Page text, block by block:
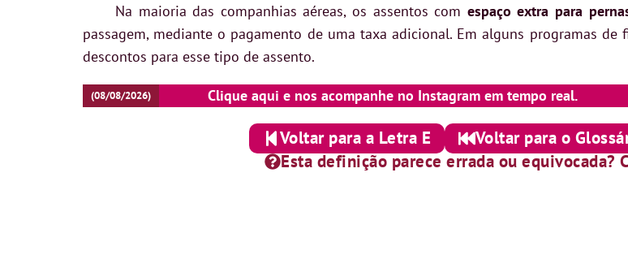
Na maioria das companhias aéreas, os assentos com espaço extra para
passagem, mediante o pagamento de uma taxa adicional. Em alguns programas
descontos para esse tipo de assento.
(08/08/2026) Clique aqui e nos acompanhe no Instagram em tempo real.
Voltar para a Letra E Voltar para o
Esta definição parece errada ou equivocada?